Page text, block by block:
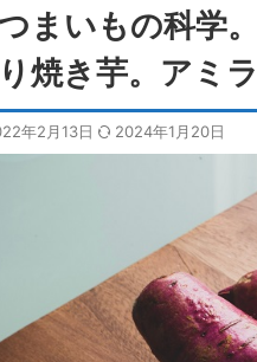
まいもの科学
焼き芋。アミ
年2月13日 2024年1月20日